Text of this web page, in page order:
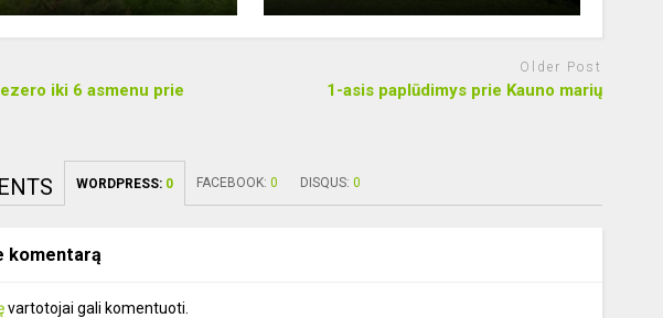
iki 6 asmenu prie
Older Post
1-asis paplūdimys prie Kauno marių
WORDPRESS: 0 FACEBOOK: 0 DISQUS: 0
komentarą
vartotojai gali komentuoti.